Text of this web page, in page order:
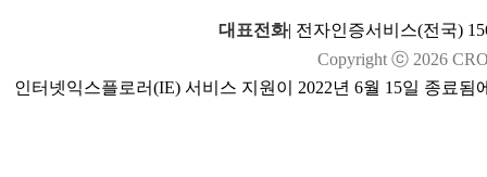
대표전화| 전자인증서비스(전국)
Copyright ⓒ 2026
인터넷익스플로러(IE) 서비스 지원이 2022년 6월 15일 종료